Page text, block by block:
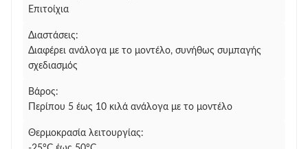
Επιτοίχια
Διαστάσεις:
Διαφέρει ανάλογα με το μοντέλο, συνήθως συμπαγής
σχεδιασμός
Βάρος:
Περίπου 5 έως 10 κιλά ανάλογα με το μοντέλο
Θερμοκρασία λειτουργίας: